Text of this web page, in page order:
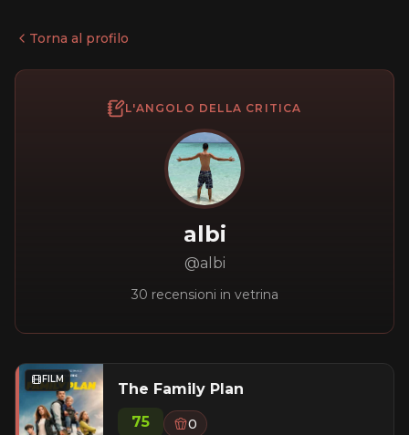
Torna al profilo
L'ANGOLO DELLA CRITICA
albi
@albi
30 recensioni in vetrina
FILM
The Family Plan
75
0